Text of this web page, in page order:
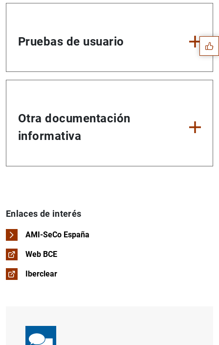
Pruebas de usuario
Otra documentación
informativa
Enlaces de interés
AMI-SeCo España
Web BCE
Iberclear
Sugerencias